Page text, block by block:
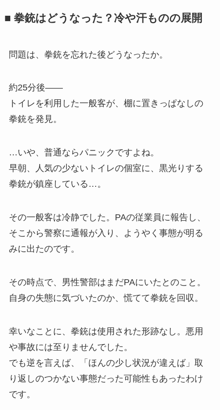
■ 拳銃はどうなった？冷や汗ものの展開
問題は、拳銃を忘れた後どうなったか。
約25分後――
トイレを利用した一般客が、棚に置きっぱなしの
拳銃を発見。
…いや、普通ならパニックですよね。
早朝、人気の少ないトイレの個室に、黒光りする
拳銃が鎮座している…。
その一般客は冷静でした。PAの従業員に報告し、
そこから警察に通報が入り、ようやく事態が明る
みに出たのです。
その時点で、男性警部はまだPAにいたとのこと。
自身の失態に気づいたのか、慌てて拳銃を回収。
幸いなことに、拳銃は使用された形跡なし。悪用
や事故には至りませんでした。
でも逆を言えば、「ほんの少し状況が違えば」取
り返しのつかない事態だった可能性もあったわけ
です。